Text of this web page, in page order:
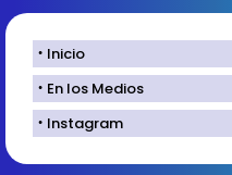
Inicio
En los Medios
Instagram